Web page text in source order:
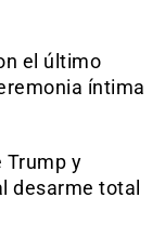
el último
íntima
Trump y
desarme total